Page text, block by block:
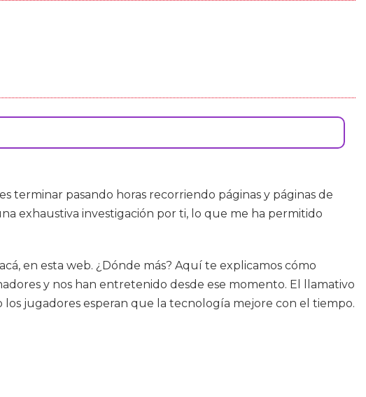
terminar pasando horas recorriendo páginas y páginas de
exhaustiva investigación por ti, lo que me ha permitido
en esta web. ¿Dónde más? Aquí te explicamos cómo
y nos han entretenido desde ese momento. El llamativo
jugadores esperan que la tecnología mejore con el tiempo.